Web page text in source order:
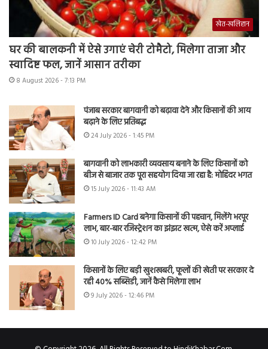
खेत-खलिहान
घर की बालकनी में ऐसे उगाएं चेरी टोमैटो, मिलेगा ताजा और
स्वादिष्ट फल, जानें आसान तरीका
8 August 2026 - 7:13 PM
पंजाब सरकार बागवानी को बढ़ावा देने और किसानों की आय
बढ़ाने के लिए प्रतिबद्ध
24 July 2026 - 1:45 PM
बागवानी को लाभकारी व्यवसाय बनाने के लिए किसानों को
बीज से बाजार तक पूरा सहयोग दिया जा रहा है: मोहिंदर भगत
15 July 2026 - 11:43 AM
Farmers ID Card बनेगा किसानों की पहचान, मिलेंगे भरपूर
लाभ, बार-बार रजिस्ट्रेशन का झंझट खत्म, ऐसे करें अप्लाई
10 July 2026 - 12:42 PM
किसानों के लिए बड़ी खुशखबरी, फूलों की खेती पर सरकार दे
रही 40% सब्सिडी, जानें कैसे मिलेगा लाभ
9 July 2026 - 12:46 PM